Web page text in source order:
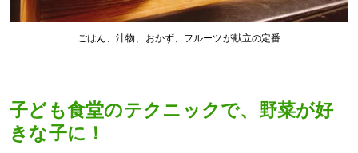
ごはん、汁物、おかず、フルーツが献立の定番
子ども食堂のテクニックで、野菜が好
きな子に！